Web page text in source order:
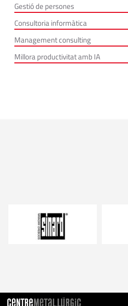
Gestió de persones
Consultoria informàtica
Management consulting
Millora productivitat amb IA